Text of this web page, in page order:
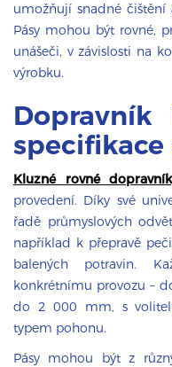
umožňují snadné čištění
Pásy mohou být rovné,
unášeči, v závislosti na
výrobku.
Kluzné rovné
provedení. Díky své
řadě průmyslových
například k přepravě
balených potravin.
konkrétnímu provozu –
do 2 000 mm, s
typem pohonu.
Pásy mohou být z